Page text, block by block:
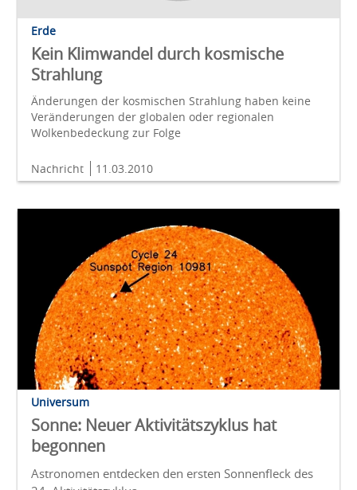
Erde
Kein Klimwandel durch kosmische
Strahlung
Änderungen der kosmischen Strahlung haben keine
Veränderungen der globalen oder regionalen
Wolkenbedeckung zur Folge
Nachricht 11.03.2010
Universum
Sonne: Neuer Aktivitätszyklus hat
begonnen
Astronomen entdecken den ersten Sonnenfleck des